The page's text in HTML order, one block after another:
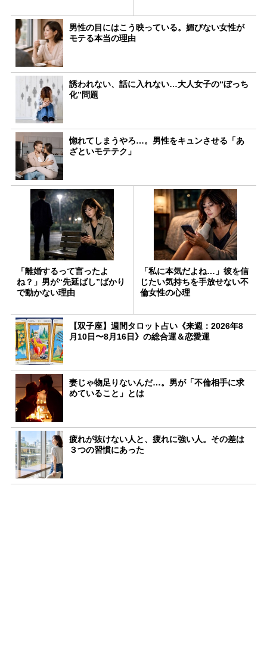
男性の目にはこう映っている。媚びない女性が
モテる本当の理由
誘われない、話に入れない…大人女子の“ぼっち
化”問題
惚れてしまうやろ…。男性をキュンさせる「あ
ざといモテテク」
「離婚するって言ったよ
ね？」男が“先延ばし”ばかり
で動かない理由
「私に本気だよね…」彼を信
じたい気持ちを手放せない不
倫女性の心理
【双子座】週間タロット占い《来週：2026年8
月10日〜8月16日》の総合運＆恋愛運
妻じゃ物足りないんだ…。男が「不倫相手に求
めていること」とは
疲れが抜けない人と、疲れに強い人。その差は
３つの習慣にあった